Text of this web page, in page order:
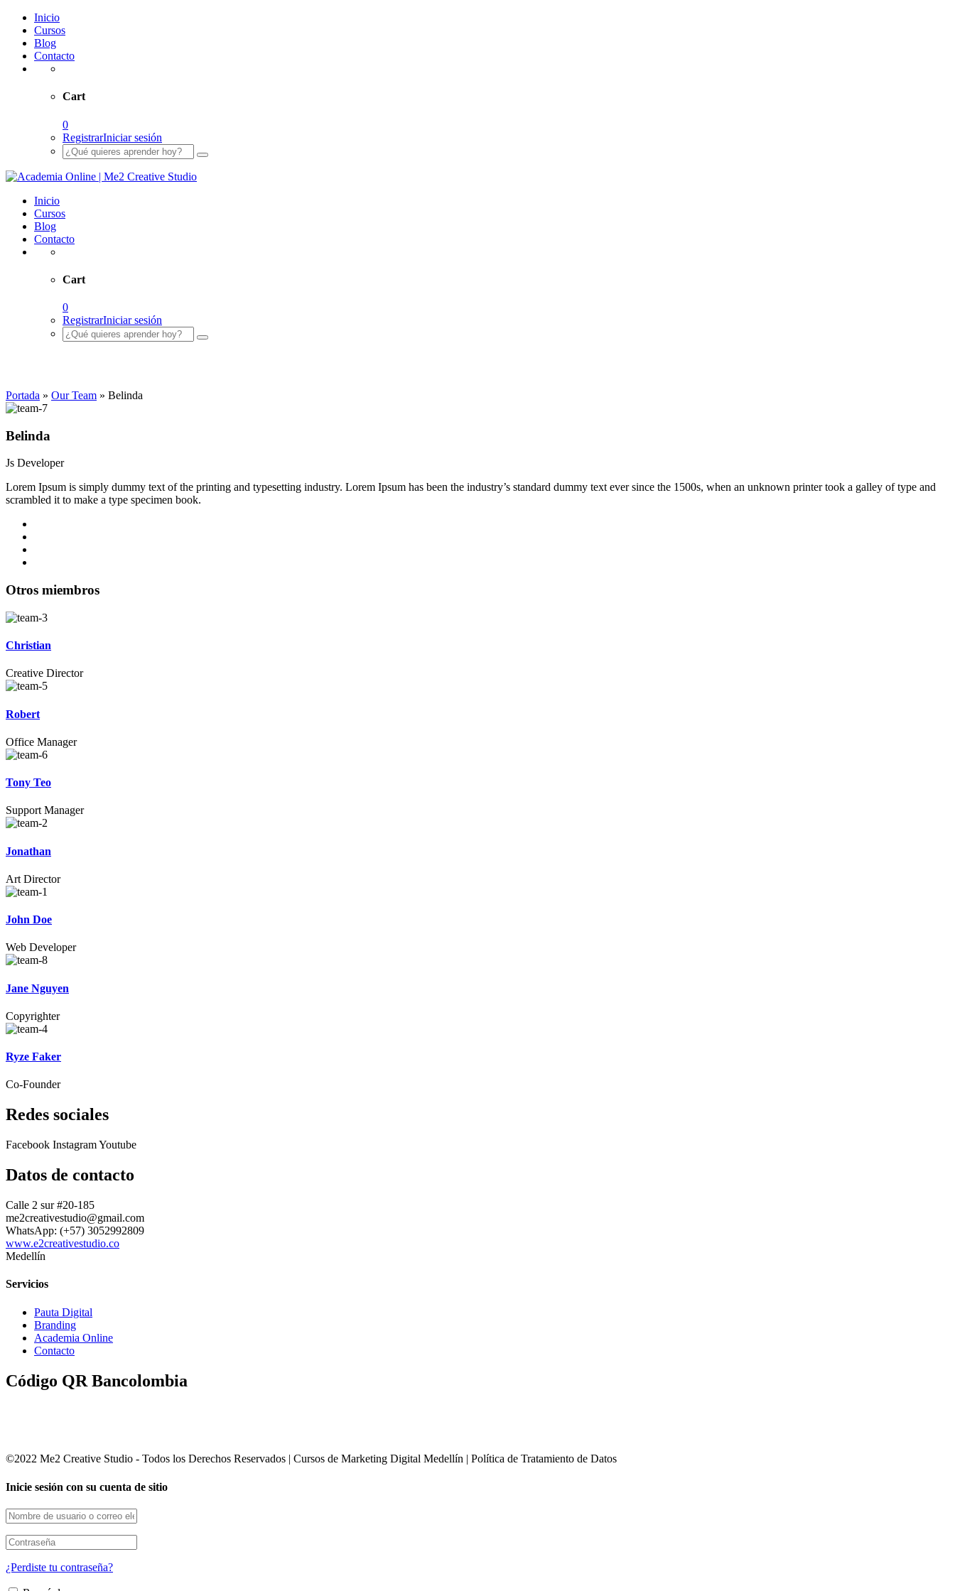
Inicio
Cursos
Blog
Contacto
Cart
0
RegistrarIniciar sesión
Inicio
Cursos
Blog
Contacto
Cart
0
RegistrarIniciar sesión
Portada » Our Team » Belinda
Belinda
Js Developer
Lorem Ipsum is simply dummy text of the printing and typesetting industry. Lorem Ipsum has been the industry’s standard dummy text ever since the 1500s, when an unknown printer took a galley of type and
scrambled it to make a type specimen book.
Otros miembros
Christian
Creative Director
Robert
Office Manager
Tony Teo
Support Manager
Jonathan
Art Director
John Doe
Web Developer
Jane Nguyen
Copyrighter
Ryze Faker
Co-Founder
Redes sociales
Facebook InstagramYoutube
Datos de contacto
Calle 2 sur #20-185
me2creativestudio@gmail.com
WhatsApp: (+57) 3052992809
www.e2creativestudio.co
Medellín
Servicios
Pauta Digital
Branding
Academia Online
Contacto
Código QR Bancolombia
©2022 Me2 Creative Studio - Todos los Derechos Reservados | Cursos de Marketing Digital Medellín | Política de Tratamiento de Datos
Inicie sesión con su cuenta de sitio
¿Perdiste tu contraseña?